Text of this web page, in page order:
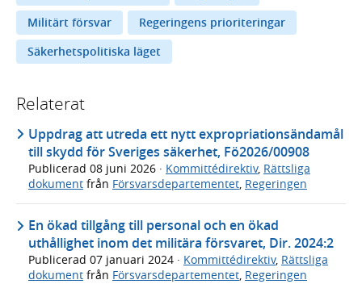
Militärt försvar
Regeringens prioriteringar
Säkerhetspolitiska läget
Relaterat
Uppdrag att utreda ett nytt expropriationsändamål
till skydd för Sveriges säkerhet, Fö2026/00908
Publicerad 08 juni 2026 · Kommittédirektiv, Rättsliga
dokument från Försvarsdepartementet Regeringen
En ökad tillgång till personal och en ökad
uthållighet inom det militära försvaret, Dir. 2024:2
Publicerad 07 januari 2024 · Kommittédirektiv, Rättsliga
dokument från Försvarsdepartementet, Regeringen